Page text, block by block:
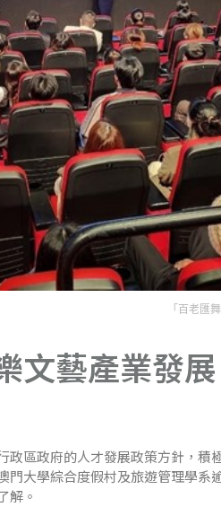
「百老匯
文藝產業發展
區政府的人才發展政策方針，積
大學綜合度假村及旅遊管理學系
解。